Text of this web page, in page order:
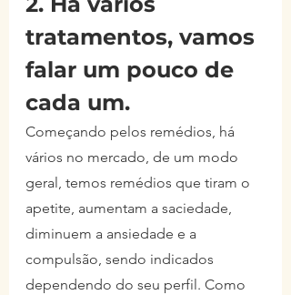
tratamentos, vamos
falar um pouco de
cada um.
Começando pelos remédios, há
vários no mercado, de um modo
geral, temos remédios que tiram o
apetite, aumentam a saciedade,
diminuem a ansiedade e a
compulsão, sendo indicados
dependendo do seu perfil. Como